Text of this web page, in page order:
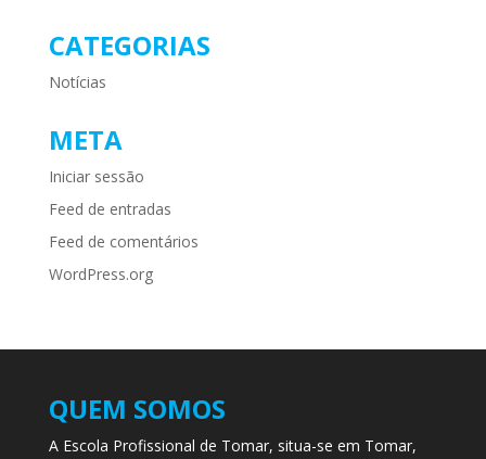
CATEGORIAS
Notícias
META
Iniciar sessão
Feed de entradas
Feed de comentários
WordPress.org
QUEM SOMOS
A Escola Profissional de Tomar, situa-se em Tomar,